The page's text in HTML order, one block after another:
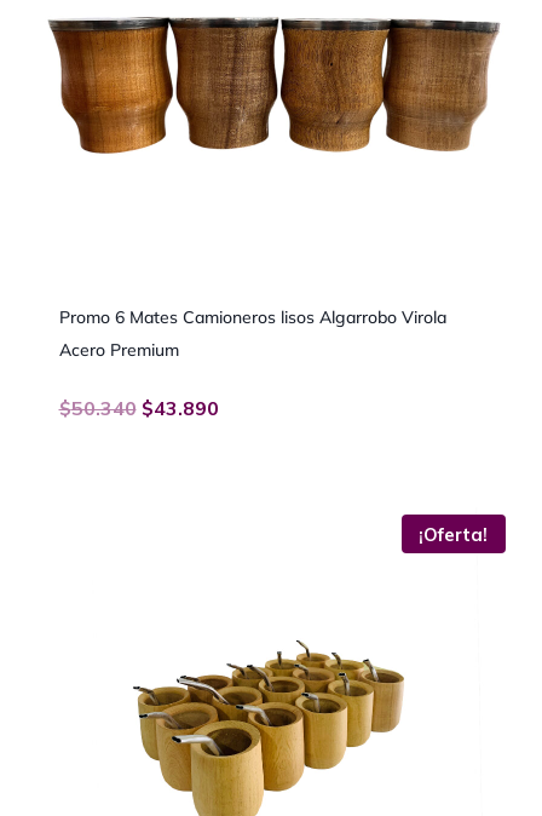
Promo 6 Mates Camioneros lisos Algarrobo Virola
Acero Premium
$50.340 $43.890
¡Oferta!